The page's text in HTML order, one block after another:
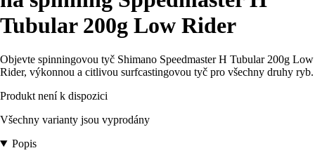
Tubular 200g Low Rider
Objevte spinningovou tyč Shimano Speedmaster H Tubular 200g Low
Rider, výkonnou a citlivou surfcastingovou tyč pro všechny druhy ryb.
Produkt není k dispozici
Všechny varianty jsou vyprodány
Popis